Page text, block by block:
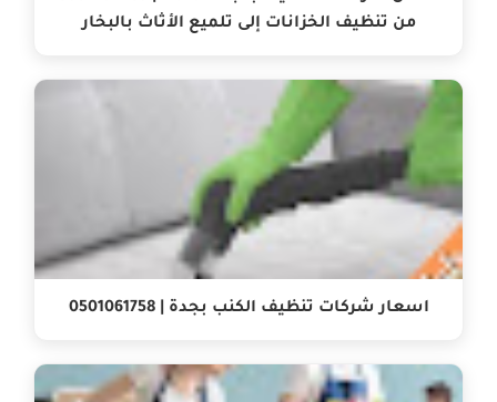
من تنظيف الخزانات إلى تلميع الأثاث بالبخار
اسعار شركات تنظيف الكنب بجدة | 0501061758